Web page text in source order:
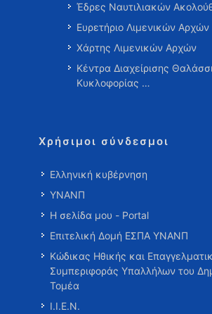
Έδρες Ναυτιλιακών
Ευρετήριο Λιμενικών Αρχών
Χάρτης Λιμενικών Αρχών
Κέντρα Διαχείρισης
Κυκλοφορίας …
Χρήσιμοι σύνδεσμοι
Ελληνική κυβέρνηση
ΥΝΑΝΠ
Η σελίδα μου - Portal
Επιτελική Δομή ΕΣΠΑ ΥΝΑΝΠ
Κώδικας Ηθικής και
Συμπεριφοράς Υπαλλήλων του
Τομέα
Ι.Ι.Ε.Ν.